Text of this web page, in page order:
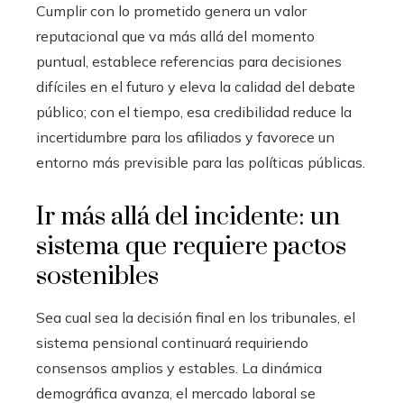
Cumplir con lo prometido genera un valor
reputacional que va más allá del momento
puntual, establece referencias para decisiones
difíciles en el futuro y eleva la calidad del debate
público; con el tiempo, esa credibilidad reduce la
incertidumbre para los afiliados y favorece un
entorno más previsible para las políticas públicas.
Ir más allá del incidente: un
sistema que requiere pactos
sostenibles
Sea cual sea la decisión final en los tribunales, el
sistema pensional continuará requiriendo
consensos amplios y estables. La dinámica
demográfica avanza, el mercado laboral se